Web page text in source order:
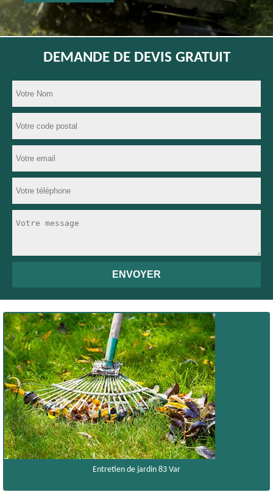
DEMANDE DE DEVIS GRATUIT
Entretien de jardin 83 Var